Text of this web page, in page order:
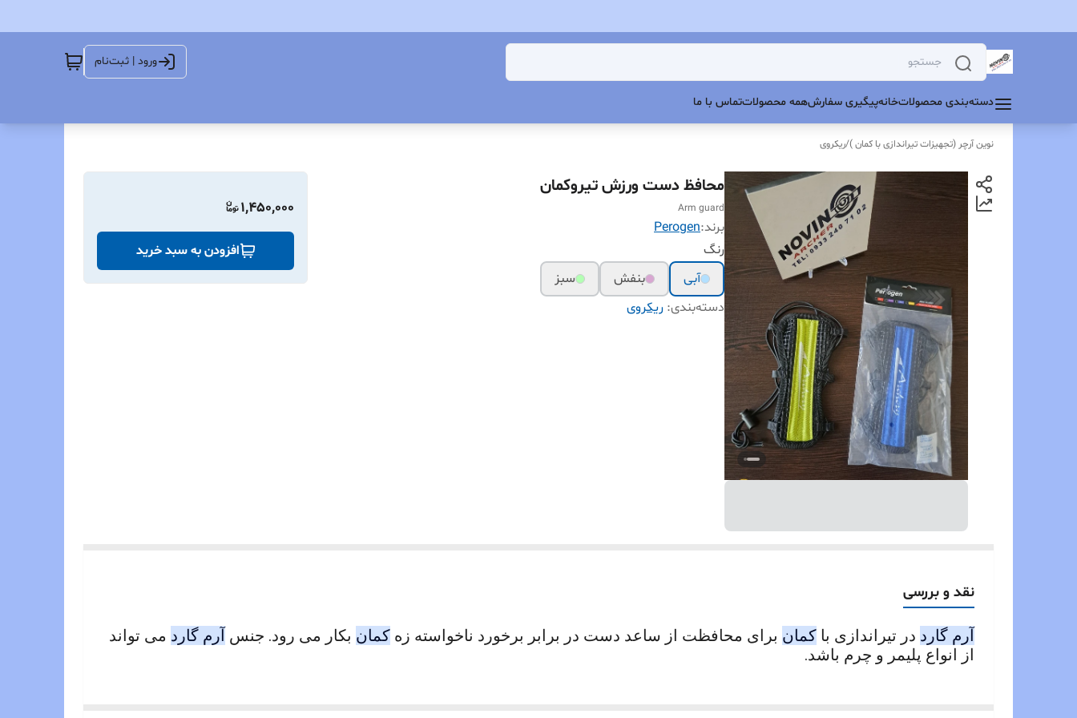
ورود | ثبت‌نام
دسته‌بندی محصولاتخانهپیگیری سفارشهمه محصولاتتماس با ما
نوین آرچر (تجهیزات تیراندازی با کمان )/ریکروی
محافظ دست ورزش تیروکمان
Arm guard
برند:Perogen
رنگ
آبی
بنفش
سبز
دسته‌بندی: ریکروی
1,450,000
افزودن به سبد خرید
نقد و بررسی
آرم گارد در تیراندازی با کمان برای محافظت از ساعد دست در برابر برخورد ناخواسته زه کمان بکار می رود. جنس آرم گارد می تواند
از انواع پلیمر و چرم باشد.